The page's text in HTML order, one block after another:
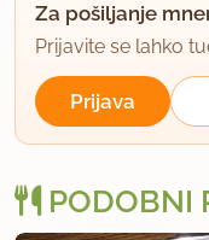
To pa mora biti
saj se bližajo
LP
Marjana
Za pošiljanje
Prijavite se lahko
Prijava
PODOBNI